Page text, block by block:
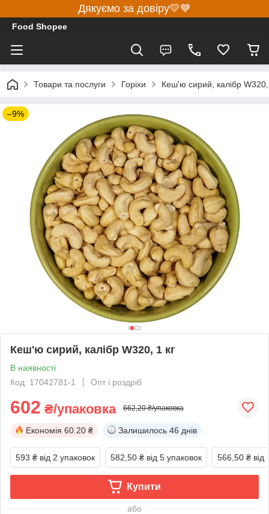
Дякуємо за довіру💛💙
Food Shopee
Товари та послуги Горіхи Кеш'ю сирий, калібр W320,
–9%
Кеш'ю сирий, калібр W320, 1 кг
В наявності
Код: 17042781-1
Опт і роздріб
602 ₴/упаковка 662,20 ₴/упаковка
Економія 60.20 ₴ Залишилось 46 днів
593 ₴ від 2 упаковок 582,50 ₴ від 5 упаковок 566,50 ₴ від
Купити
або